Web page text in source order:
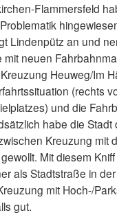
Flammersfeld
Lindenpütz an und
neuen
Heuweg/Im
(rechts
und die
habe die
Kreuzung mit
Mit diesem
als Stadtstraße in
mit Hoch-/
gut.